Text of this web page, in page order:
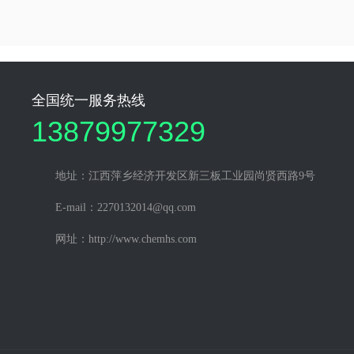
全国统一服务热线
13879977329
地址：江西萍乡经济开发区新三板工业园尚贤西路9号
E-mail：2270132014@qq.com
网址：http://www.chemhs.com